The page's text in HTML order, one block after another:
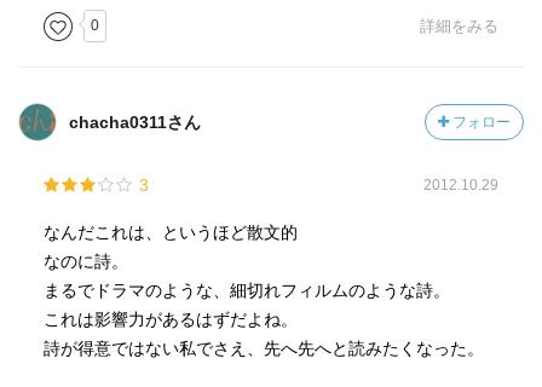
0 詳細をみる
chacha0311さん フォロー
3 2012.10.29
なんだこれは、というほど散文的
なのに詩。
まるでドラマのような、細切れフィルムのような詩。
これは影響力があるはずだよね。
詩が得意ではない私でさえ、先へ先へと読みたくなった。